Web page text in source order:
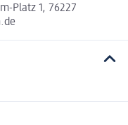
Platz 1, 76227